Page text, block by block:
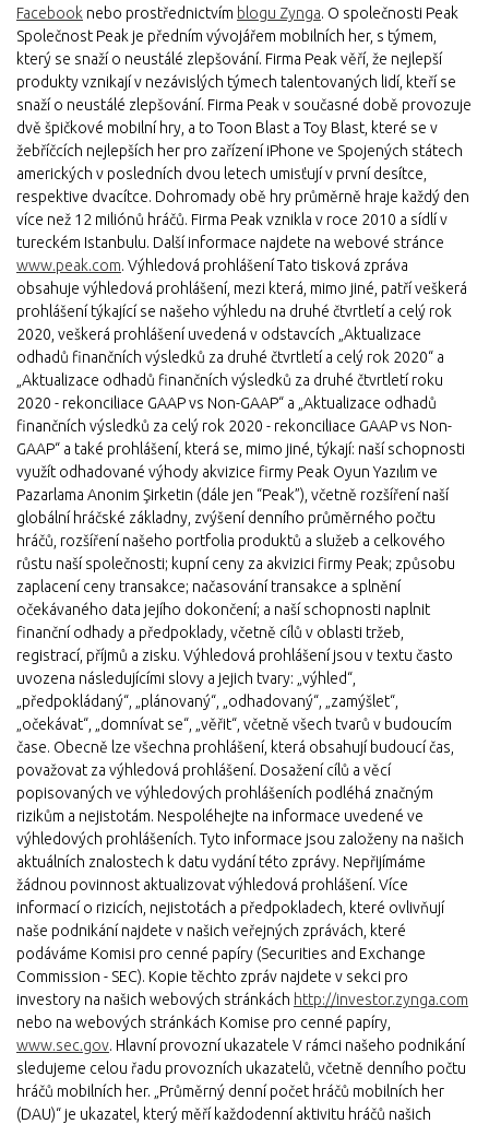
Facebook nebo prostřednictvím blogu Zynga. O společnosti Peak
Společnost Peak je předním vývojářem mobilních her, s týmem,
který se snaží o neustálé zlepšování. Firma Peak věří, že nejlepší
produkty vznikají v nezávislých týmech talentovaných lidí, kteří se
snaží o neustálé zlepšování. Firma Peak v současné době provozuje
dvě špičkové mobilní hry, a to Toon Blast a Toy Blast, které se v
žebříčcích nejlepších her pro zařízení iPhone ve Spojených státech
amerických v posledních dvou letech umisťují v první desítce,
respektive dvacítce. Dohromady obě hry průměrně hraje každý den
více než 12 miliónů hráčů. Firma Peak vznikla v roce 2010 a sídlí v
tureckém Istanbulu. Další informace najdete na webové stránce
www.peak.com. Výhledová prohlášení Tato tisková zpráva
obsahuje výhledová prohlášení, mezi která, mimo jiné, patří veškerá
prohlášení týkající se našeho výhledu na druhé čtvrtletí a celý rok
2020, veškerá prohlášení uvedená v odstavcích „Aktualizace
odhadů finančních výsledků za druhé čtvrtletí a celý rok 2020“ a
„Aktualizace odhadů finančních výsledků za druhé čtvrtletí roku
2020 - rekonciliace GAAP vs Non-GAAP“ a „Aktualizace odhadů
finančních výsledků za celý rok 2020 - rekonciliace GAAP vs Non-
GAAP“ a také prohlášení, která se, mimo jiné, týkají: naší schopnosti
využít odhadované výhody akvizice firmy Peak Oyun Yazılım ve
Pazarlama Anonim Şirketin (dále jen “Peak”), včetně rozšíření naší
globální hráčské základny, zvýšení denního průměrného počtu
hráčů, rozšíření našeho portfolia produktů a služeb a celkového
růstu naší společnosti; kupní ceny za akvizici firmy Peak; způsobu
zaplacení ceny transakce; načasování transakce a splnění
očekávaného data jejího dokončení; a naší schopnosti naplnit
finanční odhady a předpoklady, včetně cílů v oblasti tržeb,
registrací, příjmů a zisku. Výhledová prohlášení jsou v textu často
uvozena následujícími slovy a jejich tvary: „výhled“,
„předpokládaný“, „plánovaný“, „odhadovaný“, „zamýšlet“,
„očekávat“, „domnívat se“, „věřit“, včetně všech tvarů v budoucím
čase. Obecně lze všechna prohlášení, která obsahují budoucí čas,
považovat za výhledová prohlášení. Dosažení cílů a věcí
popisovaných ve výhledových prohlášeních podléhá značným
rizikům a nejistotám. Nespoléhejte na informace uvedené ve
výhledových prohlášeních. Tyto informace jsou založeny na našich
aktuálních znalostech k datu vydání této zprávy. Nepřijímáme
žádnou povinnost aktualizovat výhledová prohlášení. Více
informací o rizicích, nejistotách a předpokladech, které ovlivňují
naše podnikání najdete v našich veřejných zprávách, které
podáváme Komisi pro cenné papíry (Securities and Exchange
Commission - SEC). Kopie těchto zpráv najdete v sekci pro
investory na našich webových stránkách http://investor.zynga.com
nebo na webových stránkách Komise pro cenné papíry,
www.sec.gov. Hlavní provozní ukazatele V rámci našeho podnikání
sledujeme celou řadu provozních ukazatelů, včetně denního počtu
hráčů mobilních her. „Průměrný denní počet hráčů mobilních her
(DAU)“ je ukazatel, který měří každodenní aktivitu hráčů našich